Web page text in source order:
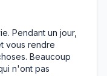
Pendant un jour,
vous rendre
Beaucoup
n'ont pas